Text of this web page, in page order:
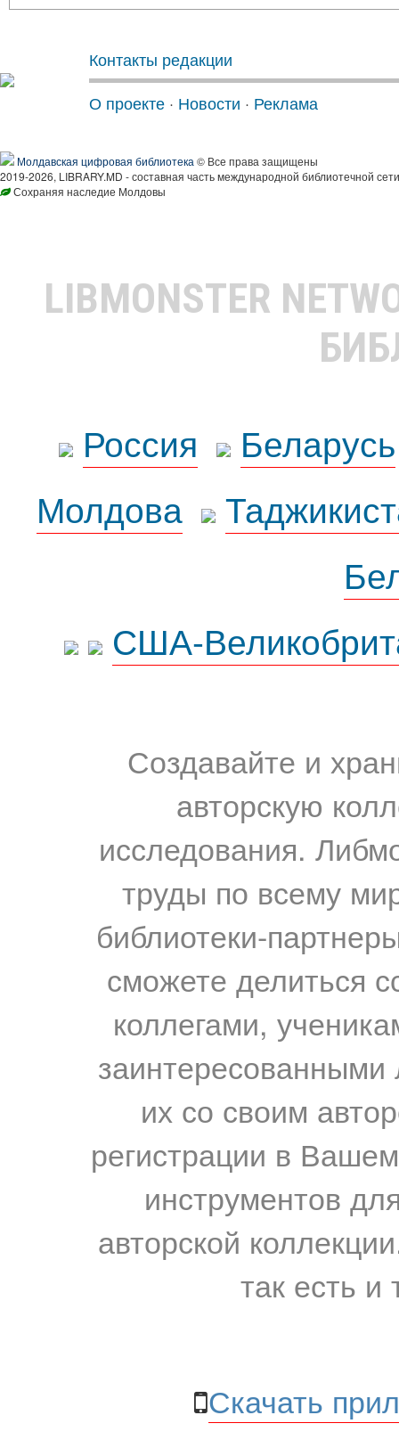
Контакты редакции
О проекте · Новости · Реклама
Молдавская цифровая библиотека © Все права защищены
2019-2026, LIBRARY.MD - составная часть международной библиотечной
Сохраняя наследие Молдовы
LIBMONSTER
Россия
Беларусь
Молдова
США-
Создавайте и
авторскую
исследования.
труды по всему
библиотеки-
сможете делиться
коллегами,
их со своим
регистрации в
инструментов
авторской
так есть и
Скачать